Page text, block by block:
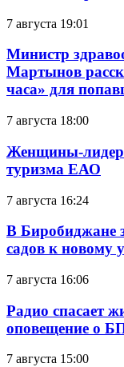
7 августа 19:01
Министр
Мартынов
часа» для
7 августа 18:00
Женщины-
туризма ЕАО
7 августа 16:24
В Биробиджане
садов к новому
7 августа 16:06
Радио спасает
оповещение о
7 августа 15:00